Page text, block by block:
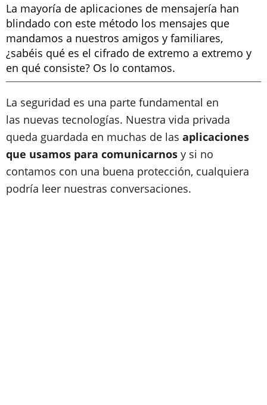
La mayoría de aplicaciones de mensajería han
blindado con este método los mensajes que
mandamos a nuestros amigos y familiares,
¿sabéis qué es el cifrado de extremo a extremo y
en qué consiste? Os lo contamos.
La seguridad es una parte fundamental en
las nuevas tecnologías. Nuestra vida privada
queda guardada en muchas de las aplicaciones
que usamos para comunicarnos y si no
contamos con una buena protección, cualquiera
podría leer nuestras conversaciones.